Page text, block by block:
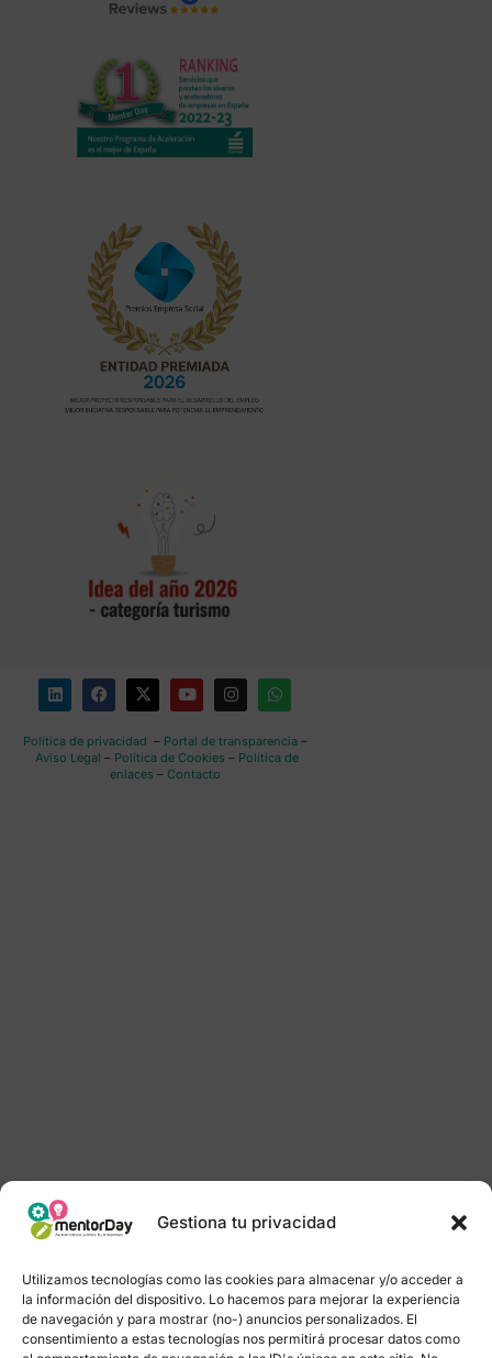
Gestiona tu privacidad
Utilizamos tecnologías como las cookies para almacenar y/o acceder a
la información del dispositivo. Lo hacemos para mejorar la experiencia
de navegación y para mostrar (no-) anuncios personalizados. El
consentimiento a estas tecnologías nos permitirá procesar datos como
Política de privacidad – Portal de transparencia–
Aviso Legal – Política de Cookies – Política de
enlaces – Contacto